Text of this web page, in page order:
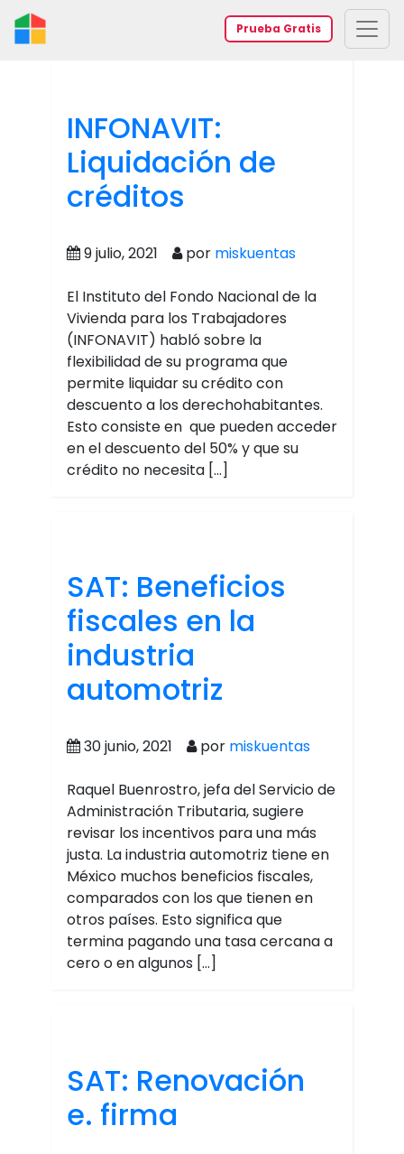
Prueba Gratis
INFONAVIT:
Liquidación de
créditos
9 julio, 2021 por miskuentas
El Instituto del Fondo Nacional de la
Vivienda para los Trabajadores
(INFONAVIT) habló sobre la
flexibilidad de su programa que
permite liquidar su crédito con
descuento a los derechohabitantes.
Esto consiste en que pueden acceder
en el descuento del 50% y que su
crédito no necesita […]
SAT: Beneficios
fiscales en la
industria
automotriz
30 junio, 2021 por miskuentas
Raquel Buenrostro, jefa del Servicio de
Administración Tributaria, sugiere
revisar los incentivos para una más
justa. La industria automotriz tiene en
México muchos beneficios fiscales,
comparados con los que tienen en
otros países. Esto significa que
termina pagando una tasa cercana a
cero o en algunos […]
SAT: Renovación
e. firma